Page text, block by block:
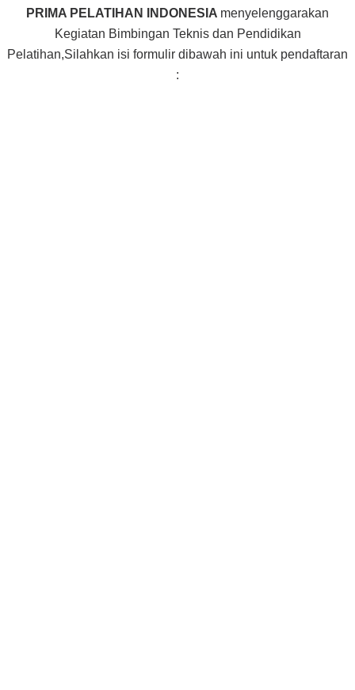
PRIMA PELATIHAN INDONESIA menyelenggarakan
Kegiatan Bimbingan Teknis dan Pendidikan
Pelatihan,Silahkan isi formulir dibawah ini untuk pendaftaran
: